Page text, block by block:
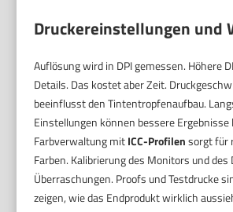
Druckereinstellungen und
Auflösung wird in DPI gemessen. Höhere
Details. Das kostet aber Zeit.
beeinflusst den Tintentropfenaufbau.
Einstellungen können bessere Ergebnisse
Farbverwaltung mitICC-Profilensorgt für
Farben. Kalibrierung des Monitors und
Überraschungen. Proofs und Testdrucke
zeigen, wie das Endprodukt wirklich